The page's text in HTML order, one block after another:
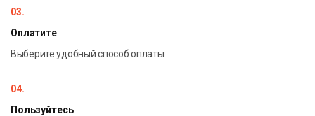
03.
Оплатите
Выберите удобный способ оплаты
04.
Пользуйтесь